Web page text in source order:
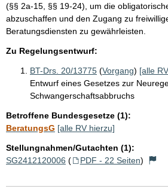
(§§ 2a-15, §§ 19-24), um die
abzuschaffen und den Zugang zu
Beratungsdiensten zu gewährleisten.
Zu Regelungsentwurf:
BT-Drs. 20/13775 (Vorgang) [alle
Entwurf eines Gesetzes zur
Schwangerschaftsabbruchs
Betroffene Bundesgesetze (1):
BeratungsG [alle RV hierzu]
Stellungnahmen/Gutachten (1):
SG2412120006 ( PDF - 22 Seiten)